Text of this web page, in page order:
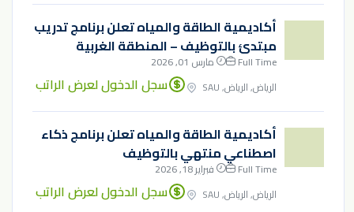
أكاديمية الطاقة والمياه تعلن برنامج تدريب
مبتدئ بالتوظيف – المنطقة الغربية
Full Time
مارس 01, 2026
الرياض, الرياض, SAU
سجل الدخول لعرض الراتب
أكاديمية الطاقة والمياه تعلن برنامج ذكاء
اصطناعي منتهي بالتوظيف
Full Time
فبراير 18, 2026
الرياض, الرياض, SAU
سجل الدخول لعرض الراتب